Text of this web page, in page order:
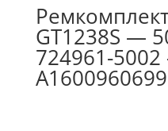
Ремкомплект
GT1238S —
724961-
A1600960699